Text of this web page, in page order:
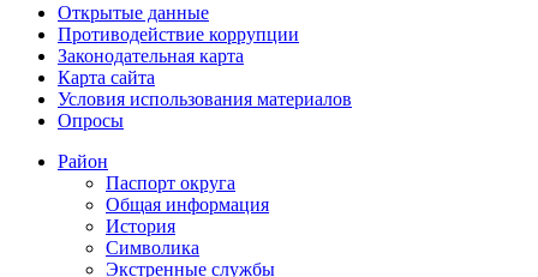
Открытые данные
Противодействие коррупции
Законодательная карта
Карта сайта
Условия использования материалов
Опросы
Район
Паспорт округа
Общая информация
История
Символика
Экстренные службы